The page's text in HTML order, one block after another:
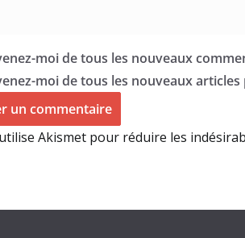
moi de tous les nouveaux
moi de tous les nouveaux articles
Akismet pour réduire les